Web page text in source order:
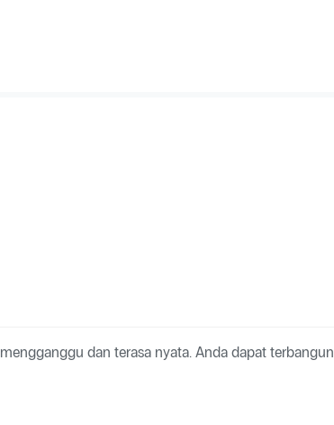
dan terasa nyata. Anda dapat terbangun